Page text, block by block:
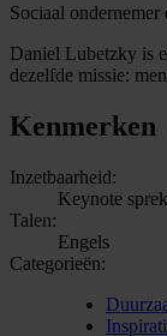
Sociaal
Daniel Lubetzky is
dezelfde missie:
Kenmerken
Inzetbaarheid:
Keynote
Talen:
Engels
Categorieën: